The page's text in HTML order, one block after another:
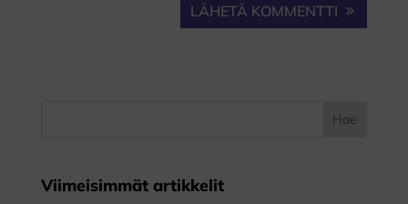
LÄHETÄ KOMMENTTI
Viimeisimmät artikkelit